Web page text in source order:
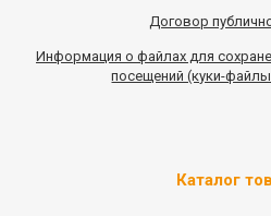
Договор
Информация о файлах для
посещений (куки-
Каталог